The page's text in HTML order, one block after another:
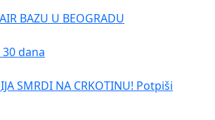
BAZU U BEOGRADU
dana
SMRDI NA CRKOTINU! Potpiši